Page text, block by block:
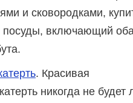
и сковородками,
посуды, включающий
. Красивая
никогда не